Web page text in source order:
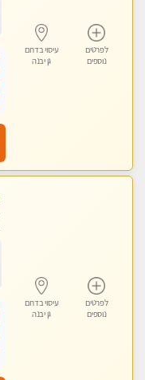
לפרטים
נוספים
עיסוי בדרום
גן יבנה
לפרטים
נוספים
עיסוי בדרום
גן יבנה